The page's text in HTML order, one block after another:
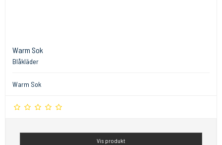
Warm Sok
Blåkläder
Warm Sok
Vis produkt